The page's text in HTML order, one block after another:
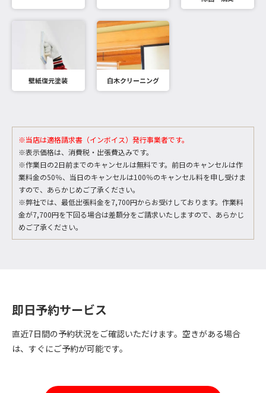
壁紙復元塗装 白木クリーニング
※当店は適格請求書（インボイス）発行事業者です。
※表示価格は、消費税・出張費込みです。
※作業日の2日前までのキャンセルは無料です。前日のキャンセルは作
業料金の50％、当日のキャンセルは100％のキャンセル料を申し受けま
すので、あらかじめご了承ください。
※弊社では、最低出張料金を7,700円からお受けしております。作業料
金が7,700円を下回る場合は差額分をご請求いたしますので、あらかじ
めご了承ください。
即日予約サービス
直近7日間の予約状況をご確認いただけます。空きがある場合
は、すぐにご予約が可能です。